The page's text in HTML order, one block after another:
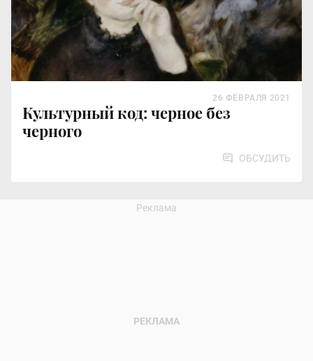
Культурный код: черное без
черного
26 ФЕВРАЛЯ 2021
ОБСУДИТЬ